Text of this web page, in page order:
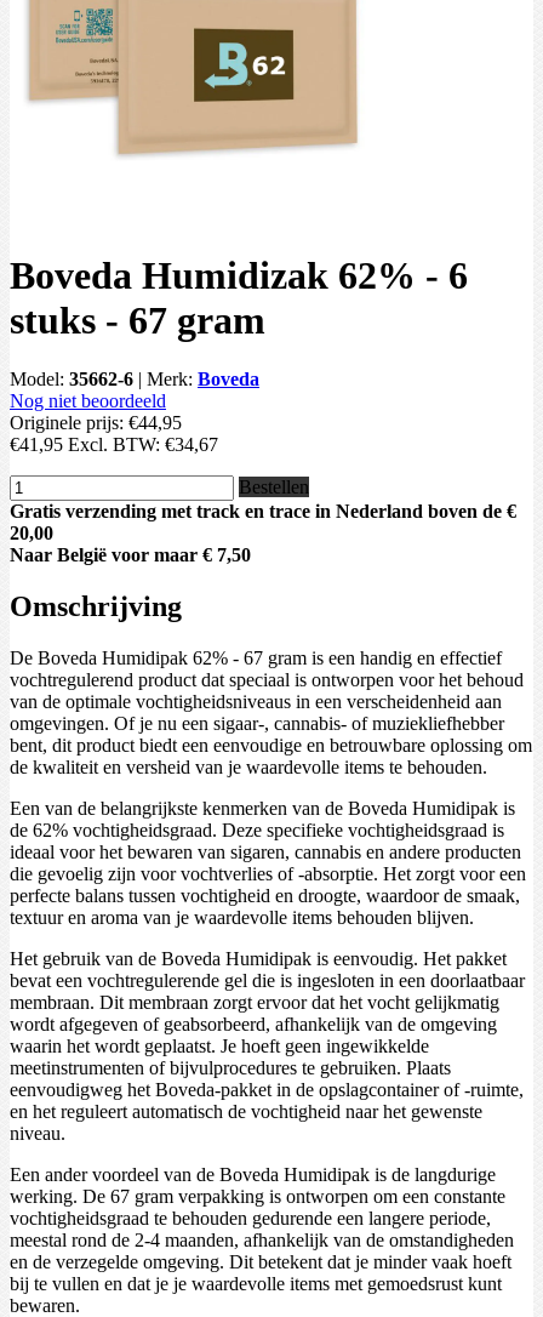
Boveda Humidizak 62% - 6
stuks - 67 gram
Model: 35662-6 | Merk: Boveda
Nog niet beoordeeld
Originele prijs: €44,95
€41,95 Excl. BTW: €34,67
Bestellen
Gratis verzending met track en trace in Nederland boven de €
20,00
Naar België voor maar € 7,50
Omschrijving
De Boveda Humidipak 62% - 67 gram is een handig en effectief
vochtregulerend product dat speciaal is ontworpen voor het behoud
van de optimale vochtigheidsniveaus in een verscheidenheid aan
omgevingen. Of je nu een sigaar-, cannabis- of muziekliefhebber
bent, dit product biedt een eenvoudige en betrouwbare oplossing om
de kwaliteit en versheid van je waardevolle items te behouden.
Een van de belangrijkste kenmerken van de Boveda Humidipak is
de 62% vochtigheidsgraad. Deze specifieke vochtigheidsgraad is
ideaal voor het bewaren van sigaren, cannabis en andere producten
die gevoelig zijn voor vochtverlies of -absorptie. Het zorgt voor een
perfecte balans tussen vochtigheid en droogte, waardoor de smaak,
textuur en aroma van je waardevolle items behouden blijven.
Het gebruik van de Boveda Humidipak is eenvoudig. Het pakket
bevat een vochtregulerende gel die is ingesloten in een doorlaatbaar
membraan. Dit membraan zorgt ervoor dat het vocht gelijkmatig
wordt afgegeven of geabsorbeerd, afhankelijk van de omgeving
waarin het wordt geplaatst. Je hoeft geen ingewikkelde
meetinstrumenten of bijvulprocedures te gebruiken. Plaats
eenvoudigweg het Boveda-pakket in de opslagcontainer of -ruimte,
en het reguleert automatisch de vochtigheid naar het gewenste
niveau.
Een ander voordeel van de Boveda Humidipak is de langdurige
werking. De 67 gram verpakking is ontworpen om een constante
vochtigheidsgraad te behouden gedurende een langere periode,
meestal rond de 2-4 maanden, afhankelijk van de omstandigheden
en de verzegelde omgeving. Dit betekent dat je minder vaak hoeft
bij te vullen en dat je je waardevolle items met gemoedsrust kunt
bewaren.